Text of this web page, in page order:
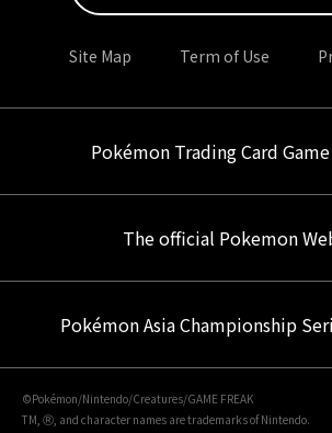
Site Map Term of Use
Pokémon Trading Card
The official Pokemon
Pokémon Asia Championship
©Pokémon/Nintendo/Creatures/GAME FREAK
TM, Ⓡ, and character names are trademarks of Nintendo.